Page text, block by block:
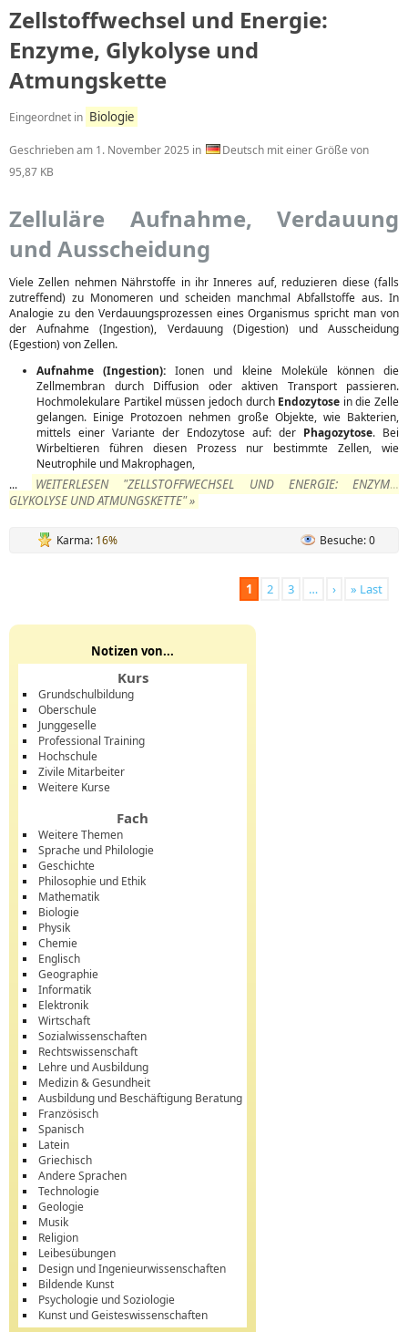
Zellstoffwechsel und Energie:
Enzyme, Glykolyse und
Atmungskette
Eingeordnet in Biologie
Geschrieben am 1. November 2025 in
Deutsch mit einer Größe von
95,87 KB
Zelluläre Aufnahme, Verdauung
und Ausscheidung
Viele Zellen nehmen Nährstoffe in ihr Inneres auf, reduzieren diese (falls
zutreffend) zu Monomeren und scheiden manchmal Abfallstoffe aus. In
Analogie zu den Verdauungsprozessen eines Organismus spricht man von
der Aufnahme (Ingestion), Verdauung (Digestion) und Ausscheidung
(Egestion) von Zellen.
Aufnahme (Ingestion): Ionen und kleine Moleküle können die
Zellmembran durch Diffusion oder aktiven Transport passieren.
Hochmolekulare Partikel müssen jedoch durch Endozytose in die Zelle
gelangen. Einige Protozoen nehmen große Objekte, wie Bakterien,
mittels einer Variante der Endozytose auf: der Phagozytose. Bei
Wirbeltieren führen diesen Prozess nur bestimmte Zellen, wie
Neutrophile und Makrophagen,
...
WEITERLESEN "ZELLSTOFFWECHSEL UND ENERGIE: ENZYME,
GLYKOLYSE UND ATMUNGSKETTE" »
Karma: 16% Besuche: 0
1 2 3 … › » Last
Notizen von...
Kurs
Grundschulbildung
Oberschule
Junggeselle
Professional Training
Hochschule
Zivile Mitarbeiter
Weitere Kurse
Fach
Weitere Themen
Sprache und Philologie
Geschichte
Philosophie und Ethik
Mathematik
Biologie
Physik
Chemie
Englisch
Geographie
Informatik
Elektronik
Wirtschaft
Sozialwissenschaften
Rechtswissenschaft
Lehre und Ausbildung
Medizin & Gesundheit
Ausbildung und Beschäftigung Beratung
Französisch
Spanisch
Latein
Griechisch
Andere Sprachen
Technologie
Geologie
Musik
Religion
Leibesübungen
Design und Ingenieurwissenschaften
Bildende Kunst
Psychologie und Soziologie
Kunst und Geisteswissenschaften